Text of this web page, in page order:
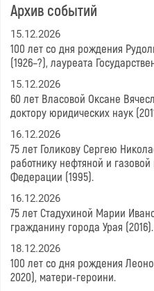
Архив событий
15.12.2026
100 лет со дня рождения
(1926–?), лауреата
15.12.2026
60 лет Власовой Оксане
доктору юридических наук
16.12.2026
75 лет Голикову Сергею
работнику нефтяной и
Федерации (1995).
16.12.2026
75 лет Стадухиной Марии
гражданину города Урая (2016).
18.12.2026
100 лет со дня рождения
2020), матери-героини.